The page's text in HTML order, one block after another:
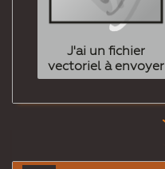
J'ai un fichier
vectoriel à envoyer